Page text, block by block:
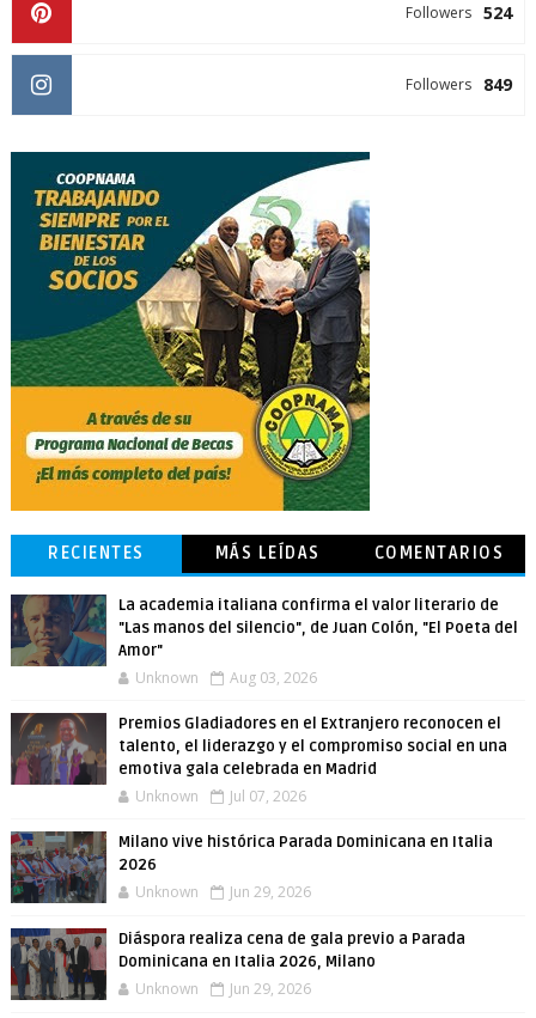
524
Followers
849
Followers
RECIENTES MÁS LEÍDAS COMENTARIOS
La academia italiana confirma el valor literario de
"Las manos del silencio", de Juan Colón, "El Poeta del
Amor"
Unknown Aug 03, 2026
Premios Gladiadores en el Extranjero reconocen el
talento, el liderazgo y el compromiso social en una
emotiva gala celebrada en Madrid
Unknown Jul 07, 2026
Milano vive histórica Parada Dominicana en Italia
2026
Unknown Jun 29, 2026
Diáspora realiza cena de gala previo a Parada
Dominicana en Italia 2026, Milano
Unknown Jun 29, 2026